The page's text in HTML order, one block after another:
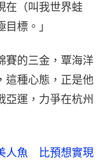
在（叫我世界蛙
標。」
賽的三金，覃海洋
這種心態，正是他
亞運，力爭在杭州
人魚 比預想實現